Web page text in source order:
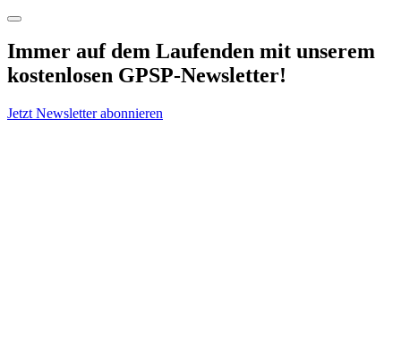
Immer auf dem Laufenden mit unserem
kostenlosen GPSP-Newsletter!
Jetzt Newsletter abonnieren